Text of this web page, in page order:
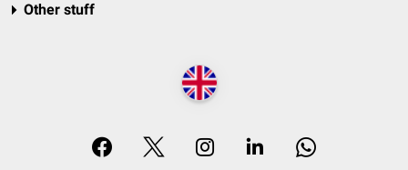
Other stuff